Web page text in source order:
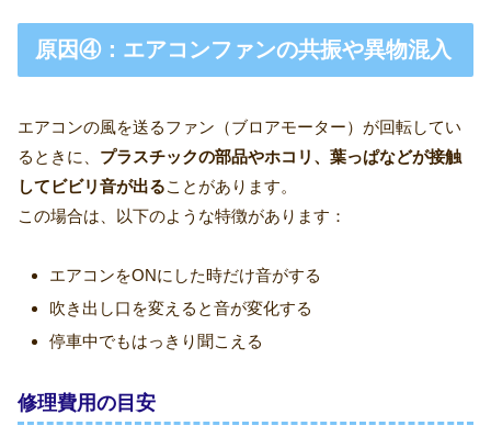
原因④：エアコンファンの共振や異物混入
エアコンの風を送るファン（ブロアモーター）が回転してい
るときに、 プラスチックの部品やホコリ、葉っぱなどが接触
してビビリ音が出ることがあります。
この場合は、以下のような特徴があります：
エアコンをONにした時だけ音がする
吹き出し口を変えると音が変化する
停車中でもはっきり聞こえる
修理費用の目安